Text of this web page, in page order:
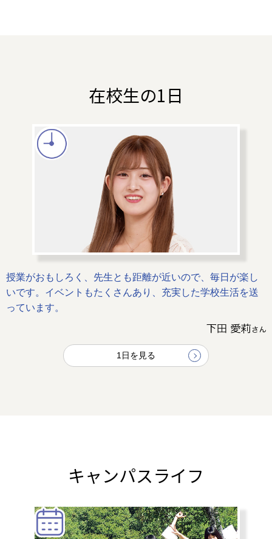
在校生の1日
授業がおもしろく、先生とも距離が近いので、毎日が楽し
いです。イベントもたくさんあり、充実した学校生活を送
っています。
1日を見る
キャンパスライフ